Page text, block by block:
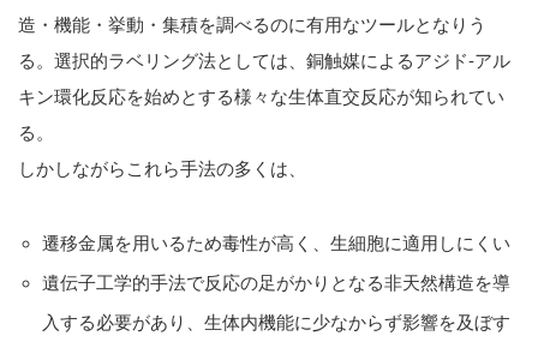
造・機能・挙動・集積を調べるのに有用なツールとなりう
る。選択的ラベリング法としては、銅触媒によるアジド‐アル
キン環化反応を始めとする様々な生体直交反応が知られてい
る。
しかしながらこれら手法の多くは、
遷移金属を用いるため毒性が高く、生細胞に適用しにくい
遺伝子工学的手法で反応の足がかりとなる非天然構造を導
入する必要があり、生体内機能に少なからず影響を及ぼす